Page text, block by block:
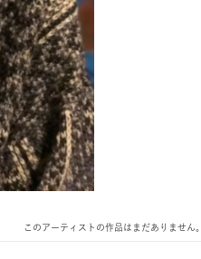
このアーティストの作品はまだありません。